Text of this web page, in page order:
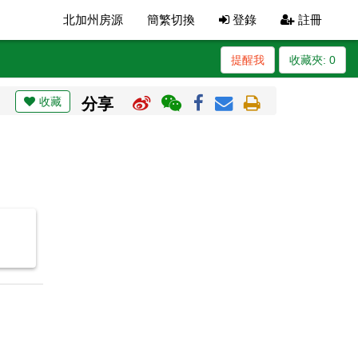
北加州房源 簡繁切換 登錄 註冊
收藏夾: 0
提醒我
收藏 分享